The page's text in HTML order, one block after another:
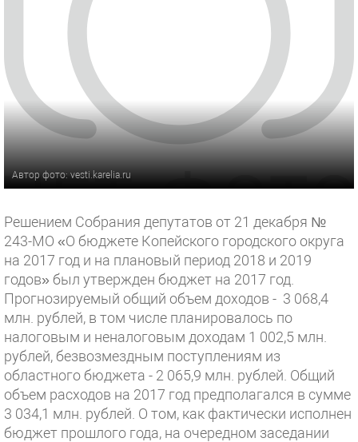
Автор фото: vesti.karelia.ru
Решением Собрания депутатов от 21 декабря №
243-МО «О бюджете Копейского городского округа
на 2017 год и на плановый период 2018 и 2019
годов» был утвержден бюджет на 2017 год.
Прогнозируемый общий объем доходов - 3 068,4
млн. рублей, в том числе планировалось по
налоговым и неналоговым доходам 1 002,5 млн.
рублей, безвозмездным поступлениям из
областного бюджета - 2 065,9 млн. рублей. Общий
объем расходов на 2017 год предполагался в сумме
3 034,1 млн. рублей. О том, как фактически исполнен
бюджет прошлого года, на очередном заседании